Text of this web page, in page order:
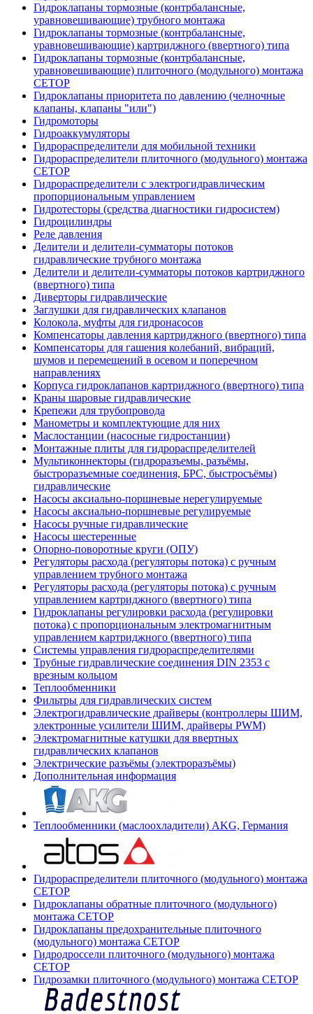
Гидроклапаны тормозные (контрбалансные,
уравновешивающие) трубного монтажа
Гидроклапаны тормозные (контрбалансные,
уравновешивающие) картриджного (ввертного) типа
Гидроклапаны тормозные (контрбалансные,
уравновешивающие) плиточного (модульного) монтажа
CETOP
Гидроклапаны приоритета по давлению (челночные
клапаны, клапаны "или")
Гидромоторы
Гидроаккумуляторы
Гидрораспределители для мобильной техники
Гидрораспределители плиточного (модульного) монтажа
СЕТОР
Гидрораспределители с электрогидравлическим
пропорциональным управлением
Гидротесторы (средства диагностики гидросистем)
Гидроцилиндры
Реле давления
Делители и делители-сумматоры потоков
гидравлические трубного монтажа
Делители и делители-сумматоры потоков картриджного
(ввертного) типа
Диверторы гидравлические
Заглушки для гидравлических клапанов
Колокола, муфты для гидронасосов
Компенсаторы давления картриджного (ввертного) типа
Компенсаторы для гашения колебаний, вибраций,
шумов и перемещений в осевом и поперечном
направлениях
Корпуса гидроклапанов картриджного (ввертного) типа
Краны шаровые гидравлические
Крепежи для трубопровода
Манометры и комплектующие для них
Маслостанции (насосные гидростанции)
Монтажные плиты для гидрораспределителей
Мультиконнекторы (гидроразъемы, разъёмы,
быстроразъемные соединения, БРС, быстросъёмы)
гидравлические
Насосы аксиально-поршневые нерегулируемые
Насосы аксиально-поршневые регулируемые
Насосы ручные гидравлические
Насосы шестеренные
Опорно-поворотные круги (ОПУ)
Регуляторы расхода (регуляторы потока) с ручным
управлением трубного монтажа
Регуляторы расхода (регуляторы потока) с ручным
управлением картриджного (ввертного) типа
Гидроклапаны регулировки расхода (регулировки
потока) с пропорциональным электромагнитным
управлением картриджного (ввертного) типа
Системы управления гидрораспределителями
Трубные гидравлические соединения DIN 2353 с
врезным кольцом
Теплообменники
Фильтры для гидравлических систем
Электрогидравлические драйверы (контроллеры ШИМ,
электронные усилители ШИМ, драйверы PWM)
Электромагнитные катушки для ввертных
гидравлических клапанов
Электрические разъёмы (электроразъёмы)
Дополнительная информация
Теплообменники (маслоохладители) AKG, Германия
Гидрораспределители плиточного (модульного) монтажа
СЕТОР
Гидроклапаны обратные плиточного (модульного)
монтажа CETOP
Гидроклапаны предохранительные плиточного
(модульного) монтажа CETOP
Гидродроссели плиточного (модульного) монтажа
CETOP
Гидрозамки плиточного (модульного) монтажа CETOP